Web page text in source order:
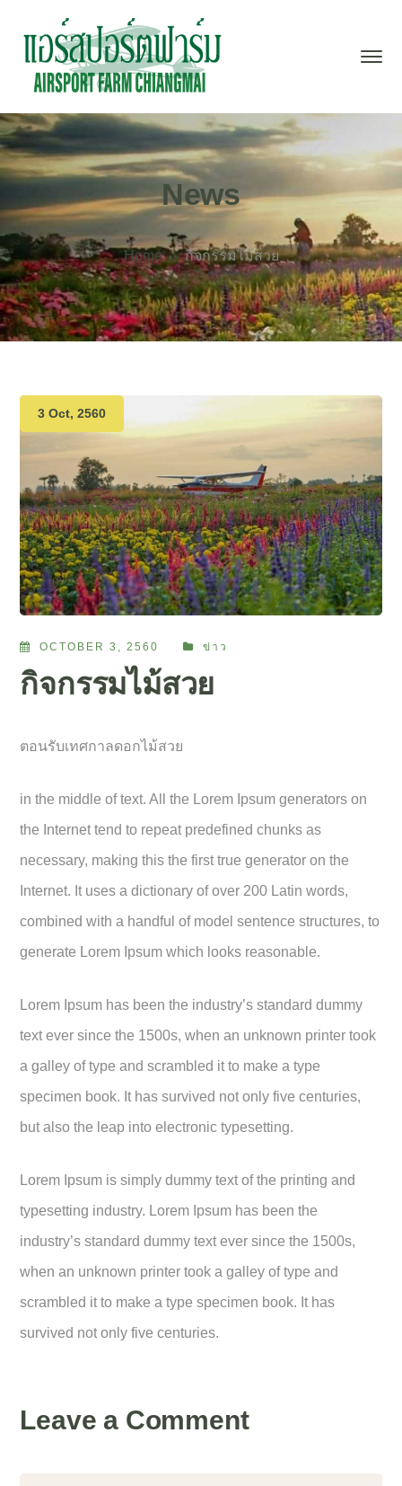
News
Home กิจกรรมไม้สวย
3 Oct, 2560
OCTOBER 3, 2560 ข่าว
กิจกรรมไม้สวย
ตอนรับเทศกาลดอกไม้สวย
in the middle of text. All the Lorem Ipsum generators on
the Internet tend to repeat predefined chunks as
necessary, making this the first true generator on the
Internet. It uses a dictionary of over 200 Latin words,
combined with a handful of model sentence structures, to
generate Lorem Ipsum which looks reasonable.
Lorem Ipsum has been the industry’s standard dummy
text ever since the 1500s, when an unknown printer took
a galley of type and scrambled it to make a type
specimen book. It has survived not only five centuries,
but also the leap into electronic typesetting.
Lorem Ipsum is simply dummy text of the printing and
typesetting industry. Lorem Ipsum has been the
industry’s standard dummy text ever since the 1500s,
when an unknown printer took a galley of type and
scrambled it to make a type specimen book. It has
survived not only five centuries.
Leave a Comment